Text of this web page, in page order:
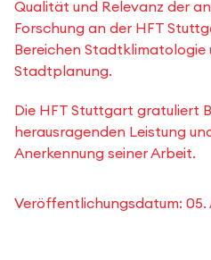
Qualität und Relevanz der
Forschung an der HFT
Bereichen
Stadtplanung.
Die HFT Stuttgart gratuliert
herausragenden Leistung
Anerkennung seiner Arbeit.
Veröffentlichungsdatum: 05.